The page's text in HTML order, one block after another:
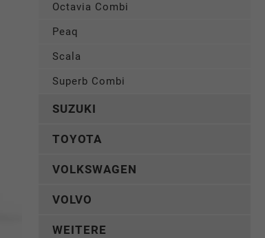
Octavia Combi
Peaq
Scala
Superb Combi
SUZUKI
TOYOTA
VOLKSWAGEN
VOLVO
WEITERE